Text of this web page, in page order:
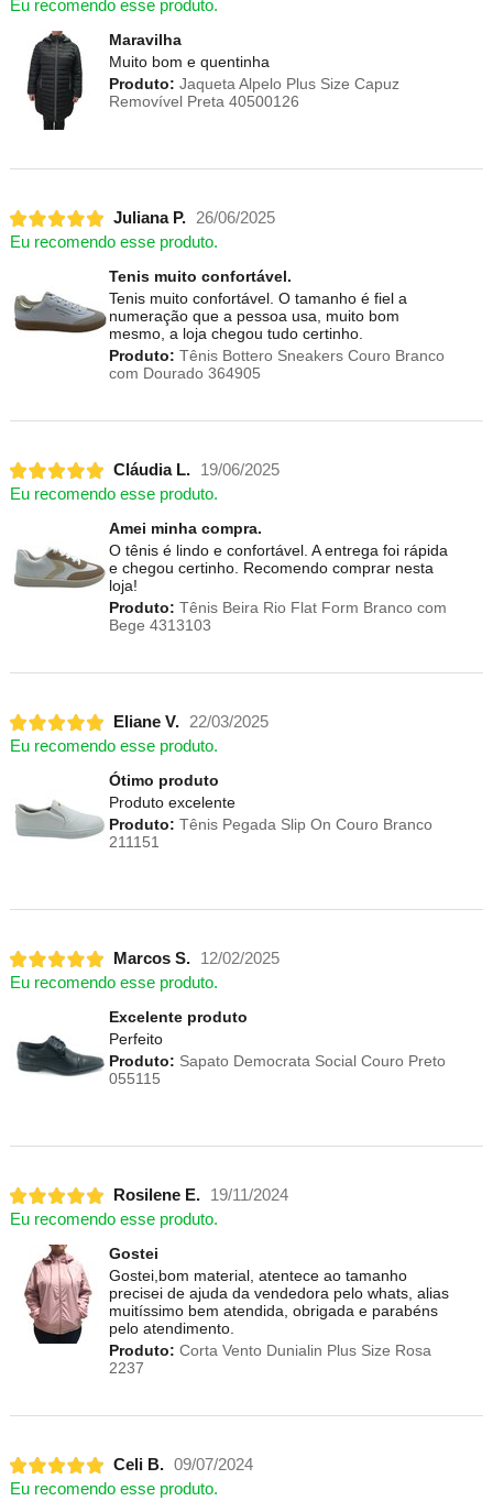
Eu recomendo esse produto.
Maravilha
Muito bom e quentinha
Produto: Jaqueta Alpelo Plus Size Capuz
Removível Preta 40500126
Juliana P. 26/06/2025
Eu recomendo esse produto.
Tenis muito confortável.
Tenis muito confortável. O tamanho é fiel a
numeração que a pessoa usa, muito bom
mesmo, a loja chegou tudo certinho.
Produto: Tênis Bottero Sneakers Couro Branco
com Dourado 364905
Cláudia L.
19/06/2025
Eu recomendo esse produto.
Amei minha compra.
O tênis é lindo e confortável. A entrega foi rápida
e chegou certinho. Recomendo comprar nesta
loja!
Produto: Tênis Beira Rio Flat Form Branco com
Bege 4313103
Eliane V. 22/03/2025
Eu recomendo esse produto.
Ótimo produto
Produto excelente
Produto: Tênis Pegada Slip On Couro Branco
211151
Marcos S.
12/02/2025
Eu recomendo esse produto.
Excelente produto
Perfeito
Produto: Sapato Democrata Social Couro Preto
055115
Rosilene E.
19/11/2024
Eu recomendo esse produto.
Gostei
Gostei,bom material, atentece ao tamanho
precisei de ajuda da vendedora pelo whats, alias
muitíssimo bem atendida, obrigada e parabéns
pelo atendimento.
Produto: Corta Vento Dunialin Plus Size Rosa
2237
Celi B. 09/07/2024
Eu recomendo esse produto.